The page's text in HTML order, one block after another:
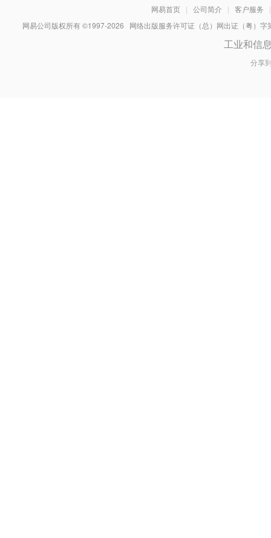
网易首页 | 公司简介 | 客户服务
|
网易公司版权所有 ©1997-2026 网络出版服务许可证（总）网出证（粤）
工业和信
分享